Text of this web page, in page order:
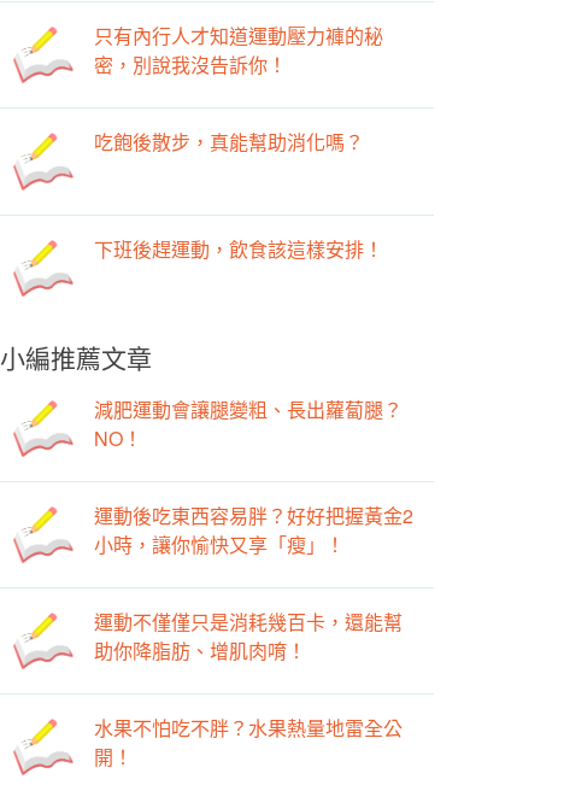
只有內行人才知道運動壓力褲的秘
密，別說我沒告訴你！
吃飽後散步，真能幫助消化嗎？
下班後趕運動，飲食該這樣安排！
小編推薦文章
減肥運動會讓腿變粗、長出蘿蔔腿？
NO！
運動後吃東西容易胖？好好把握黃金2
小時，讓你愉快又享「瘦」！
運動不僅僅只是消耗幾百卡，還能幫
助你降脂肪、增肌肉唷！
水果不怕吃不胖？水果熱量地雷全公
開！